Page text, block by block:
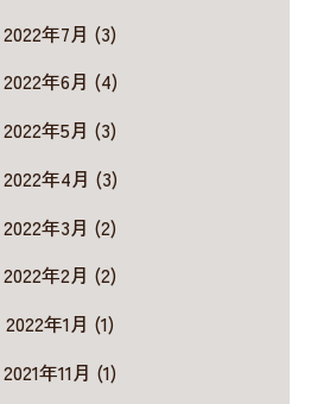
2022年7月 (3)
2022年6月 (4)
2022年5月 (3)
2022年4月 (3)
2022年3月 (2)
2022年2月 (2)
2022年1月 (1)
2021年11月 (1)